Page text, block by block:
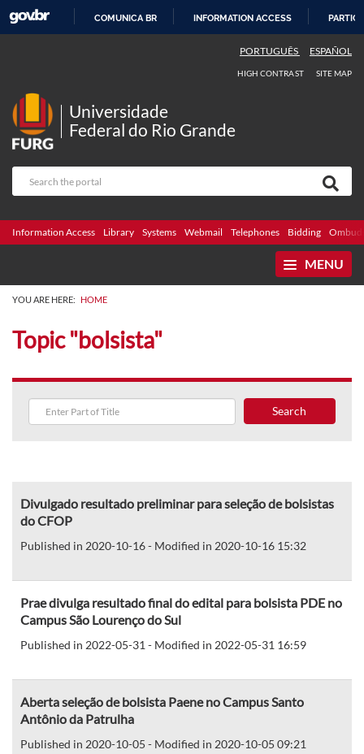
COMUNICA BR INFORMATION ACCESS
PORTUGUÊS ESPAÑOL
HIGH CONTRAST SITE MAP
Universidade
Federal do Rio Grande
Information Access Library Systems Webmail Telephones Bidding
MENU
YOU ARE HERE: HOME
Topic "bolsista"
Search
Divulgado resultado preliminar para seleção de bolsistas
do CFOP
Published in 2020-10-16 - Modified in 2020-10-16 15:32
Prae divulga resultado final do edital para bolsista PDE no
Campus São Lourenço do Sul
Published in 2022-05-31 - Modified in 2022-05-31 16:59
Aberta seleção de bolsista Paene no Campus Santo
Antônio da Patrulha
Published in 2020-10-05 - Modified in 2020-10-05 09:21